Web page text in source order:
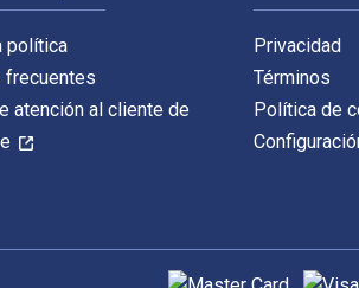
política
frecuentes
atención al cliente de
Privacidad
Términos
Política de
Métodos de pago